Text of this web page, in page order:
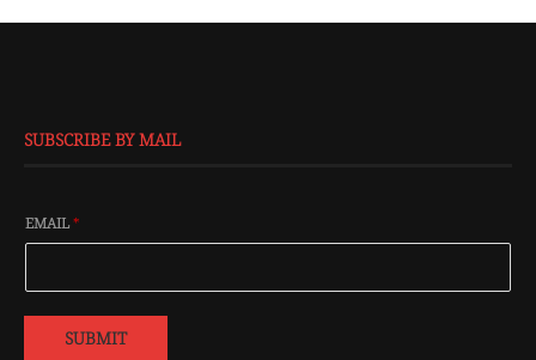
SUBSCRIBE BY MAIL
EMAIL*
SUBMIT